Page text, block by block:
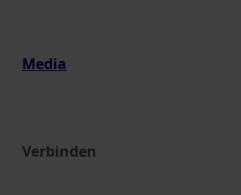
Media
Verbinden